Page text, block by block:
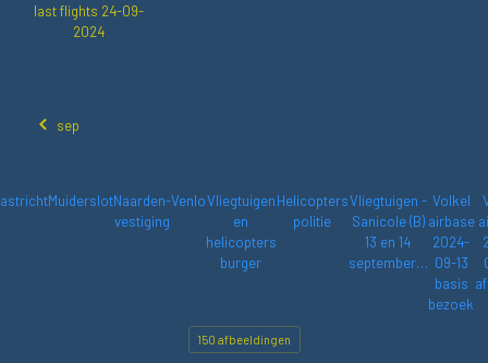
last flights 24-09-
2024
sep
MuiderslotNaarden-
vestiging
VenloVliegtuigen
en
helicopters
burger
Helicopters
politie
Vliegtuigen -
Sanicole (B)
13 en 14
september…
Volkel
airbase
2024-
09-13
basis
bezoek
150 afbeeldingen